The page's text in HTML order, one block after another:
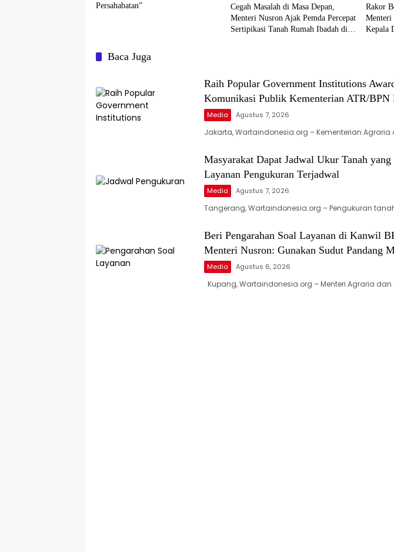
Persahabatan”
Cegah Masalah di Masa Depan,
Menteri Nusron Ajak Pemda Percepat
Sertipikasi Tanah Rumah Ibadah di
Rakor
Menteri
Kepala
Baca Juga
Raih Popular Government Institutions
Komunikasi Publik Kementerian ATR/
Media Agustus 7, 2026
Jakarta, Wartaindonesia.org – Kementerian
Masyarakat Dapat Jadwal Ukur Tanah
Layanan Pengukuran Terjadwal
Media Agustus 7, 2026
Tangerang, Wartaindonesia.org – Pengukuran
Beri Pengarahan Soal Layanan di Kanwil
Menteri Nusron: Gunakan Sudut Pandang
Media Agustus 6, 2026
Kupang, Wartaindonesia.org – Menteri Agraria dan